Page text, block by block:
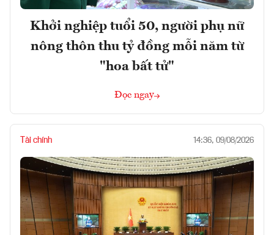
Khởi nghiệp tuổi 50, người phụ nữ
nông thôn thu tỷ đồng mỗi năm từ
"hoa bất tử"
Đọc ngay
Tài chính 14:36, 09/08/2026